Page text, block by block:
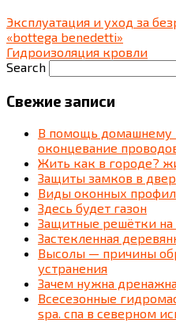
Эксплуатация и уход за
«bottega benedetti»
Гидроизоляция кровли
Search
Свежие записи
В помощь домашнему
оконцевание
Жить как в городе?
Защиты замков в
Виды оконных
Здесь будет газон
Защитные решётки на
Застекленная
Высолы — причины
устранения
Зачем нужна
Всесезонные
spa. спа в северном